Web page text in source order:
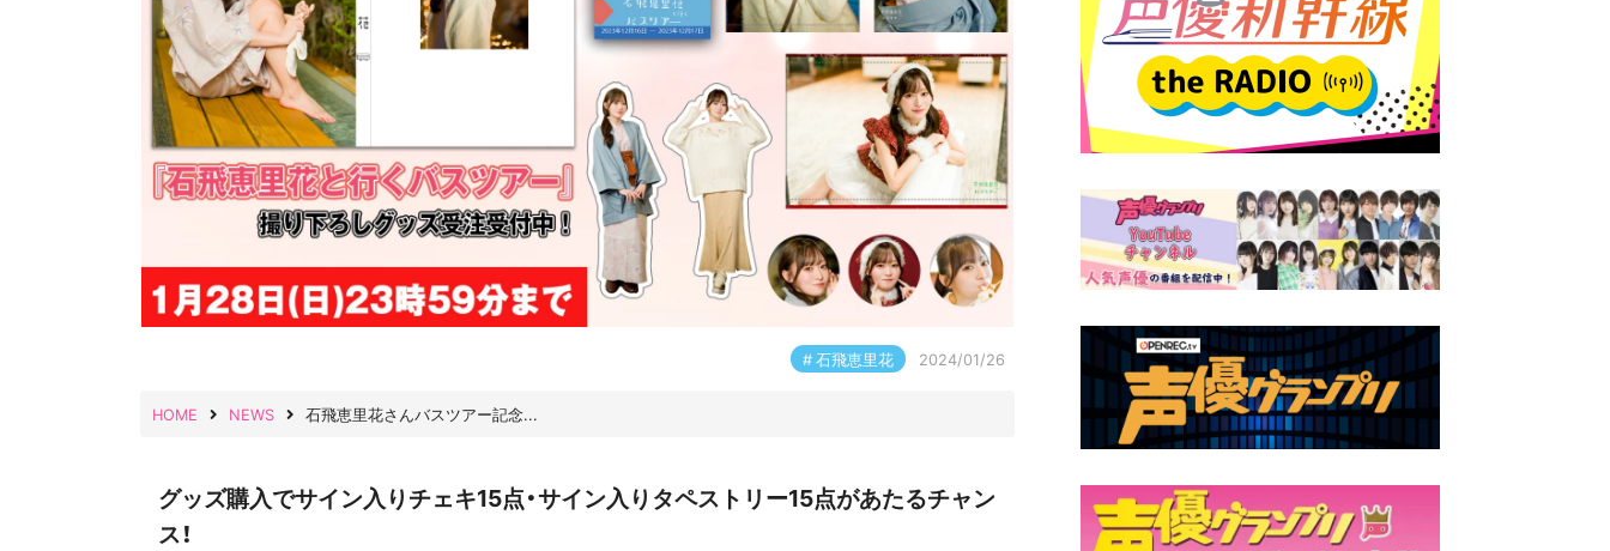
石飛恵里花 2024/01/26
HOME NEWS 石飛恵里花さんバスツアー記念...
グッズ購入でサイン入りチェキ15点・サイン入りタペストリー15点があたるチャン
ス！